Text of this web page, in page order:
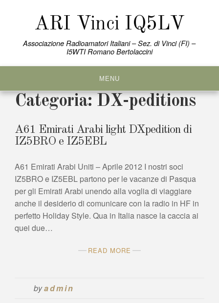
ARI Vinci IQ5LV
Associazione Radioamatori Italiani – Sez. di Vinci (FI) –
I5WTI Romano Bertolaccini
MENU
Categoria: DX-peditions
A61 Emirati Arabi light DXpedition di
IZ5BRO e IZ5EBL
A61 Emirati Arabi Uniti – Aprile 2012 I nostri soci
IZ5BRO e IZ5EBL partono per le vacanze di Pasqua
per gli Emirati Arabi unendo alla voglia di viaggiare
anche il desiderio di comunicare con la radio in HF in
perfetto Holiday Style. Qua in Italia nasce la caccia ai
quei due…
READ MORE
byadmin